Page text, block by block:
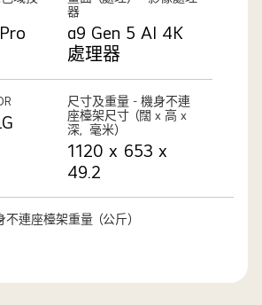
器
α9 Gen 5 AI 4K
處理器
尺寸及重量 - 機身不連
座檯架尺寸（闊 x 高 x
深，毫米）
1120 x 653 x
49.2
連座檯架重量（公斤）